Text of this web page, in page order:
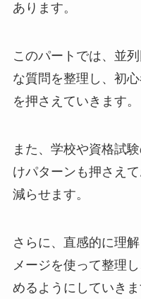
あります。
このパートでは、並
な質問を整理し、初
を押さえていきます。
また、学校や資格試
けパターンも押さえ
減らせます。
さらに、直感的に理
メージを使って整理
めるようにしていきま